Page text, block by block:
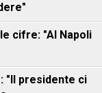
cifre: "Al Napoli
"Il presidente ci